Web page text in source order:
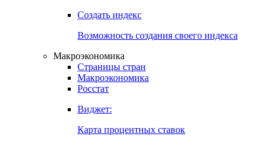
Создать индекс
Возможность создания своего индекса
Макроэкономика
Страницы стран
Макроэкономика
Росстат
Виджет:
Карта процентных ставок